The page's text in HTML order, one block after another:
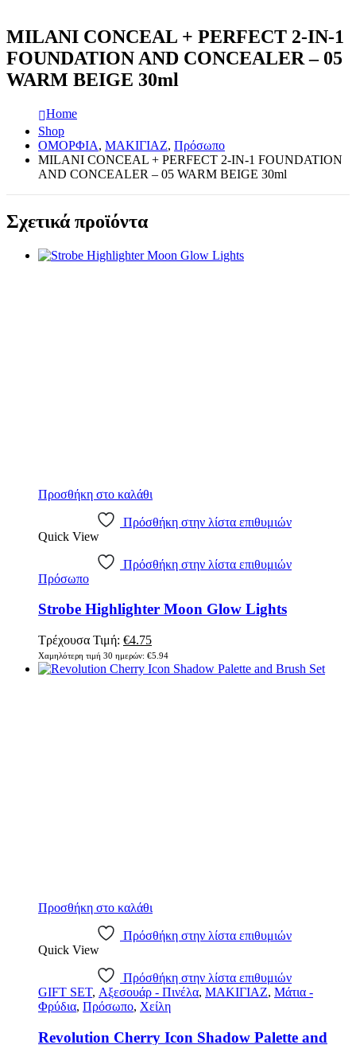
MILANI CONCEAL + PERFECT 2-IN-1
FOUNDATION AND CONCEALER – 05
WARM BEIGE 30ml
Home
Shop
ΟΜΟΡΦΙΑ, ΜΑΚΙΓΙΑΖ, Πρόσωπο
MILANI CONCEAL + PERFECT 2-IN-1 FOUNDATION
AND CONCEALER – 05 WARM BEIGE 30ml
Σχετικά προϊόντα
Προσθήκη στο καλάθι
Πρόσθήκη στην λίστα επιθυμιών
Quick View
Πρόσθήκη στην λίστα επιθυμιών
Πρόσωπο
Strobe Highlighter Moon Glow Lights
Τρέχουσα Τιμή: €4.75
Χαμηλότερη τιμή 30 ημερών: €5.94
Προσθήκη στο καλάθι
Πρόσθήκη στην λίστα επιθυμιών
Quick View
Πρόσθήκη στην λίστα επιθυμιών
GIFT SET, Αξεσουάρ - Πινέλα, ΜΑΚΙΓΙΑΖ, Μάτια -
Φρύδια, Πρόσωπο, Χείλη
Revolution Cherry Icon Shadow Palette and